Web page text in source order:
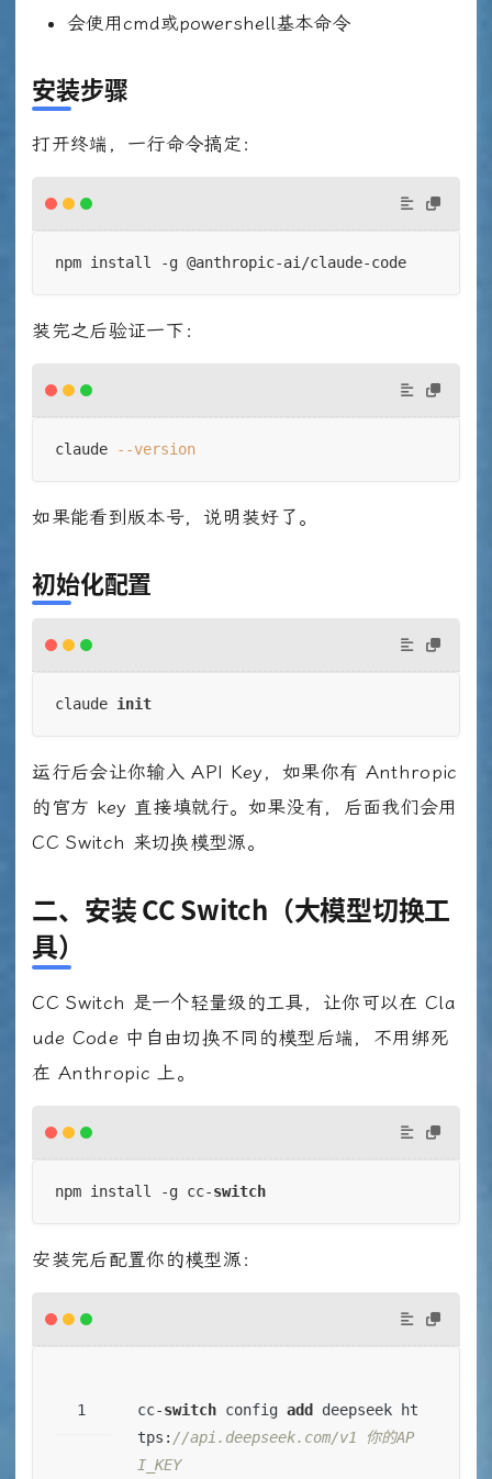
会使用cmd或powershell基本命令
安装步骤
打开终端，一行命令搞定：
npm install -g @anthropic-ai/claude-code
装完之后验证一下：
claude --version
如果能看到版本号，说明装好了。
初始化配置
claude init
运行后会让你输入 API Key，如果你有 Anthropic
的官方 key 直接填就行。如果没有，后面我们会用
CC Switch 来切换模型源。
二、安装 CC Switch（大模型切换工
具）
CC Switch 是一个轻量级的工具，让你可以在 Cla
ude Code 中自由切换不同的模型后端，不用绑死
在 Anthropic 上。
npm install -g cc-switch
安装完后配置你的模型源：
cc-switch config add
deepseek ht
tps: //api.deepseek.com/v1 你的AP
I_KEY